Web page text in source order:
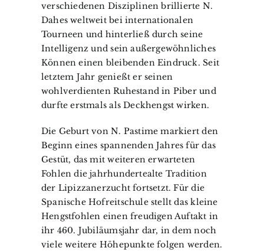
verschiedenen Disziplinen brillierte N.
Dahes weltweit bei internationalen
Tourneen und hinterließ durch seine
Intelligenz und sein außergewöhnliches
Können einen bleibenden Eindruck. Seit
letztem Jahr genießt er seinen
wohlverdienten Ruhestand in Piber und
durfte erstmals als Deckhengst wirken.
Die Geburt von N. Pastime markiert den
Beginn eines spannenden Jahres für das
Gestüt, das mit weiteren erwarteten
Fohlen die jahrhundertealte Tradition
der Lipizzanerzucht fortsetzt. Für die
Spanische Hofreitschule stellt das kleine
Hengstfohlen einen freudigen Auftakt in
ihr 460. Jubiläumsjahr dar, in dem noch
viele weitere Höhepunkte folgen werden.